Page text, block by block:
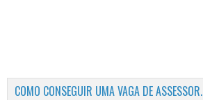
COMO CONSEGUIR UMA VAGA DE ASSESSOR.